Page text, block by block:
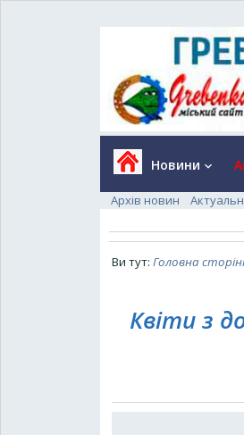
Новини keyboard_arrow_down
Архів новин
Ви тут: Головна
Квіти з